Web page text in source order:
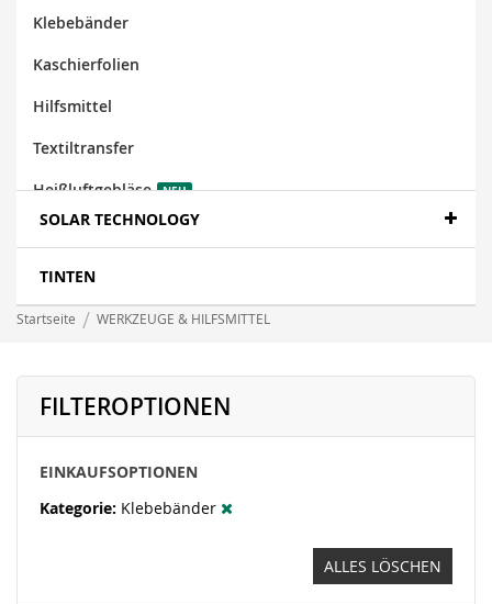
Klebebänder
Kaschierfolien
Hilfsmittel
Textiltransfer
Heißluftgebläse
NEU
SOLAR TECHNOLOGY
TINTEN
Startseite WERKZEUGE & HILFSMITTEL
FILTEROPTIONEN
EINKAUFSOPTIONEN
Kategorie Klebebänder
ALLES LÖSCHEN